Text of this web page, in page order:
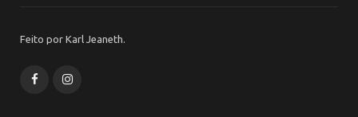
Feito por Karl Jeaneth.
FacebookInstagram